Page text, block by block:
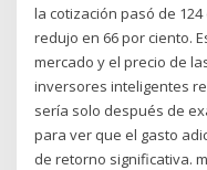
la cotización pasó de
redujo en 66 por ciento.
mercado y el precio de
inversores inteligentes
sería solo después de
para ver que el gasto
de retorno significativa.